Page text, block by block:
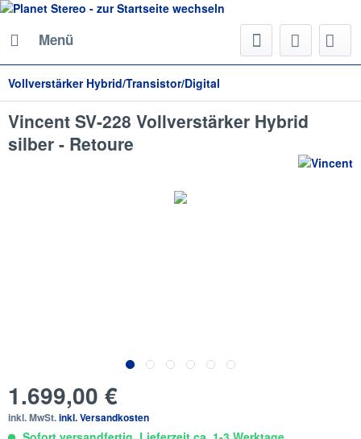
Menü
Vollverstärker Hybrid/Transistor/Digital
Vincent SV-228 Vollverstärker Hybrid
silber - Retoure
1.699,00 €
inkl. MwSt.inkl. Versandkosten